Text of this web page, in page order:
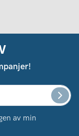
av min